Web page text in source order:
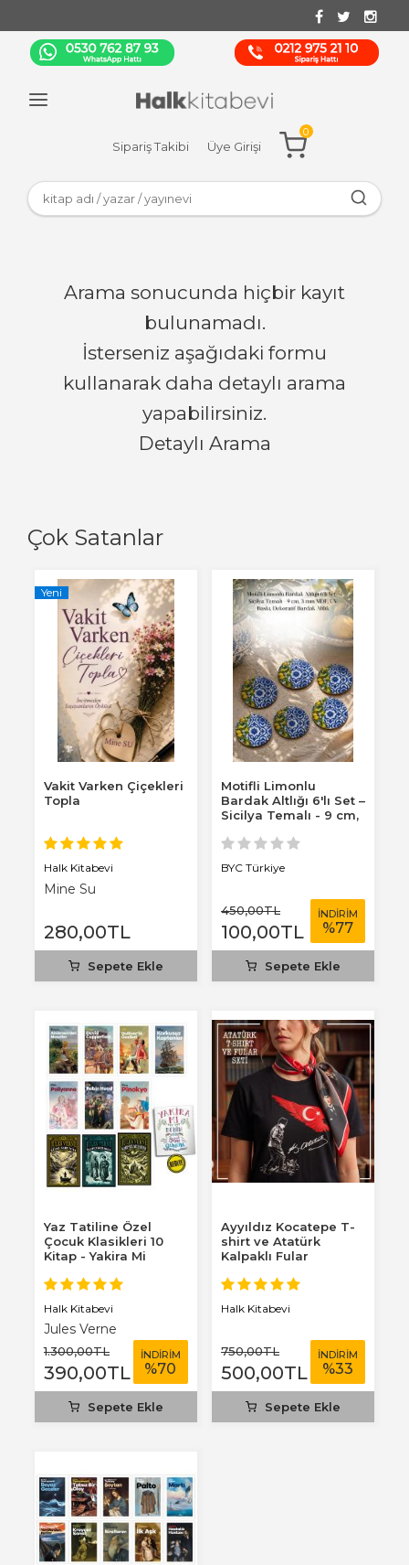
Sipariş Takibi Üye Girişi
0
Çok Satanlar
Yeni
Vakit Varken Çiçekleri
Topla
Halk Kitabevi
Mine Su
280,00TL
Sepete Ekle
Motifli Limonlu
Bardak Altlığı 6'lı Set –
Sicilya Temalı - 9 cm,
BYC Türkiye
450,00TL
100,00TL
İNDİRİM
%77
Sepete Ekle
Yaz Tatiline Özel
Çocuk Klasikleri 10
Kitap - Yakira Mi
Halk Kitabevi
Jules Verne
1.300,00TL
390,00TL
İNDİRİM
%70
Sepete Ekle
Ayyıldız Kocatepe T-
shirt ve Atatürk
Kalpaklı Fular
Halk Kitabevi
750,00TL
500,00TL
İNDİRİM
%33
Sepete Ekle
Arama sonucunda hiçbir kayıt
bulunamadı.
İsterseniz aşağıdaki formu
kullanarak daha detaylı arama
yapabilirsiniz.
Detaylı Arama